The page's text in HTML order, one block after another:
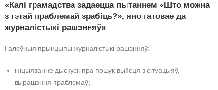
«Калі грамадства задаецца пытаннем «Што можна
з гэтай праблемай зрабіць?», яно гатовае да
журналістыкі рашэнняў»
Галоўныя прынцыпы журналістыкі рашэнняў:
ініцыяванне дыскусіі пра пошук выйсця з сітуацыяў,
вырашэння праблемаў;